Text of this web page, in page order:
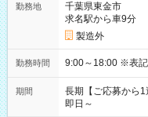
勤務地
千葉県東金市
求名駅から車9分
製造外
勤務時間 9:00～
期間
長期【ご応募から1
即日～